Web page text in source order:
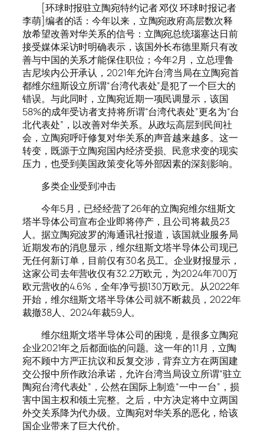
[环球时报驻立陶宛特约记者 邓仪 环球时报记者
李萌]编者的话：今年以来，立陶宛政府高层数次释
放希望改善对华关系的信号：立陶宛总统瑙塞达日前
接受媒体采访时明确表示，该国外长布德里斯只有改
善与中国的关系才能保住职位；今年2月，立总理鲁
吉尼埃内公开承认，2021年允许台湾当局在立陶宛首
都维尔纽斯设立所谓“台湾代表处”是犯了一个巨大的
错误。与此同时，立陶宛近期一项民调显示，该国
58%的成年受访者支持将所谓“台湾代表处”更名为“台
北代表处”，以改善对华关系。从政坛高层到民间社
会，立陶宛呼吁修复对华关系的声音越来越多。这一
转变，既源于立陶宛国内经济受损、民意求变的现实
压力，也受到美国政策变化等外部因素的深刻影响。
多类企业受到冲击
今年5月，已经经营了26年的立陶宛维尔纽斯文
塔半导体公司宣布企业即将停产，且公司将裁员23
人。据立陶宛波罗的海通讯社报道，该国就业服务局
近期发布的消息显示，维尔纽斯文塔半导体公司现已
无任何新订单，目前仅有30名员工。企业财报显示，
这家公司去年营收仅有32.2万欧元，为2024年700万
欧元营收的4.6%，全年净亏损130万欧元。从2022年
开始，维尔纽斯文塔半导体公司就不断裁员，2022年
裁撤38人、2024年裁59人。
维尔纽斯文塔半导体公司的困境，是很多立陶宛
企业2021年之后都面临的问题。这一年的11月，立陶
宛不顾中方严正抗议和反复交涉，背弃立方在两国建
交公报中所作政治承诺，允许台湾当局设立所谓“驻立
陶宛台湾代表处”，公然在国际上制造“一中一台”，损
害中国主权和领土完整。之后，中方决定将中立两国
外交关系降为代办级。立陶宛对华关系的恶化，给该
国企业带来了巨大代价。